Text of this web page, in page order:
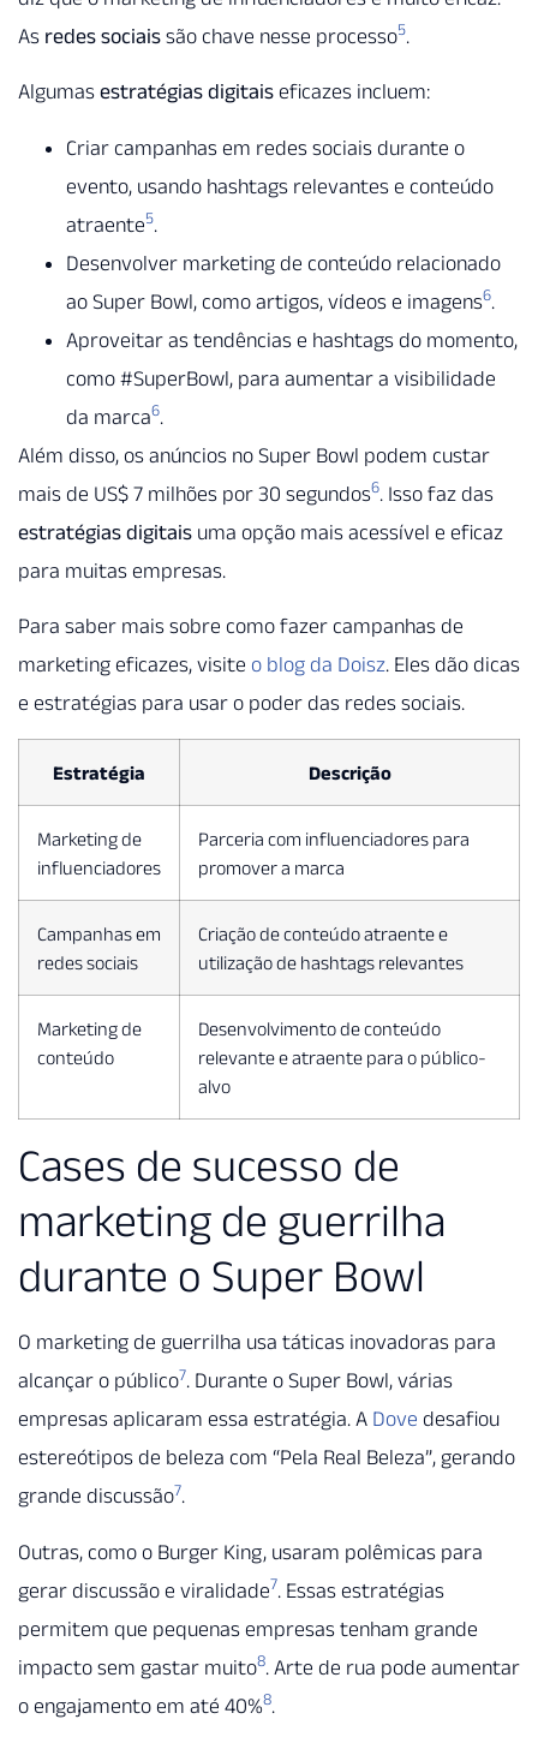
As redes sociais são chave nesse processo5.
Algumas estratégias digitais eficazes incluem:
Criar campanhas em redes sociais durante o
evento, usando hashtags relevantes e conteúdo
atraente5.
Desenvolver marketing de conteúdo relacionado
ao Super Bowl, como artigos, vídeos e imagens6.
Aproveitar as tendências e hashtags do momento,
como #SuperBowl, para aumentar a visibilidade
da marca6.
Além disso, os anúncios no Super Bowl podem custar
mais de US$ 7 milhões por 30 segundos6. Isso faz das
estratégias digitais uma opção mais acessível e eficaz
para muitas empresas.
Para saber mais sobre como fazer campanhas de
marketing eficazes, visite o blog da Doisz. Eles dão dicas
e estratégias para usar o poder das redes sociais.
Estratégia Descrição
Marketing de
influenciadores
Parceria com influenciadores para
promover a marca
Campanhas em
redes sociais
Criação de conteúdo atraente e
utilização de hashtags relevantes
Marketing de
conteúdo
Desenvolvimento de conteúdo
relevante e atraente para o público-
alvo
Cases de sucesso de
marketing de guerrilha
durante o Super Bowl
O marketing de guerrilha usa táticas inovadoras para
alcançar o público7. Durante o Super Bowl, várias
empresas aplicaram essa estratégia. A Dove desafiou
estereótipos de beleza com “Pela Real Beleza”, gerando
grande discussão7.
Outras, como o Burger King, usaram polêmicas para
gerar discussão e viralidade7. Essas estratégias
permitem que pequenas empresas tenham grande
impacto sem gastar muito8. Arte de rua pode aumentar
o engajamento em até 40%8.